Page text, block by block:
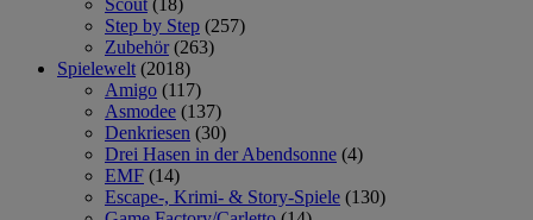
Step by Step (257)
Zubehör (263)
Spielewelt (2018)
Amigo (117)
Asmodee (137)
Denkriesen (30)
Drei Hasen in der Abendsonne (4)
EMF (14)
Escape-, Krimi- & Story-Spiele (130)